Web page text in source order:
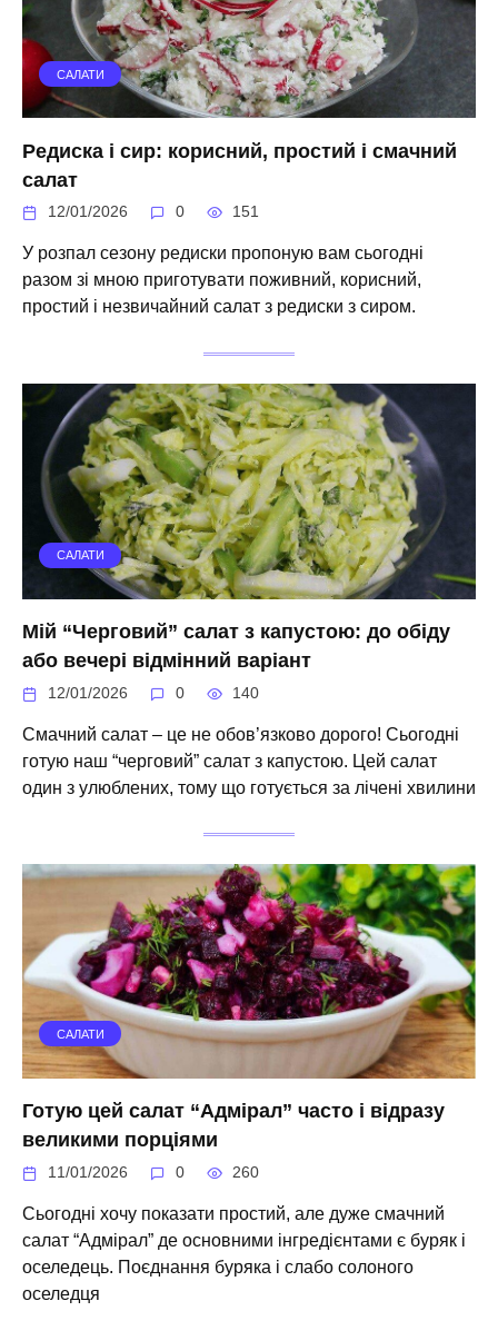
САЛАТИ
Редиска і сир: корисний, простий і смачний
салат
12/01/2026 0 151
У розпал сезону редиски пропоную вам сьогодні
разом зі мною приготувати поживний, корисний,
простий і незвичайний салат з редиски з сиром.
САЛАТИ
Мій “Черговий” салат з капустою: до обіду
або вечері відмінний варіант
12/01/2026 0 140
Смачний салат – це не обов’язково дорого! Сьогодні
готую наш “черговий” салат з капустою. Цей салат
один з улюблених, тому що готується за лічені хвилини
САЛАТИ
Готую цей салат “Адмірал” часто і відразу
великими порціями
11/01/2026 0 260
Сьогодні хочу показати простий, але дуже смачний
салат “Адмірал” де основними інгредієнтами є буряк і
оселедець. Поєднання буряка і слабо солоного
оселедця